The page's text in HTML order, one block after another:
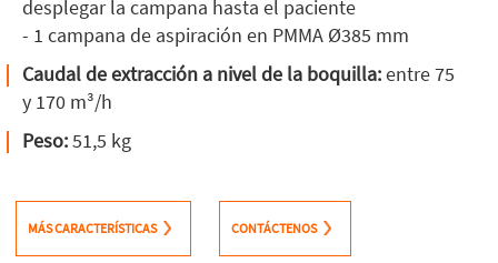
desplegar la campana hasta el paciente
- 1 campana de aspiración en PMMA Ø385 mm
Caudal de extracción a nivel de la boquilla:entre 75
y 170 m³/h
Peso:51,5 kg
MÁS CARACTERÍSTICAS CONTÁCTENOS